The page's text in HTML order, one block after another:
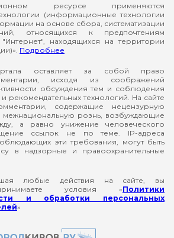
ресурсе применяются
(информационные технологии
на основе сбора, систематизации
относящихся к предпочтениям
находящихся на территории
Подробнее
оставляет за собой право
исходя из соображений
обсуждения тем и соблюдения
рекомендательных технологий. На сайте
содержащие нецензурную
рознь, возбуждающие
а равно унижение человеческого
ссылок не по теме. IP-адреса
эти требования, могут быть
в надзорные и правоохранительные
любые действия на сайте, вы
условия «Политики
и обработки персональных
»